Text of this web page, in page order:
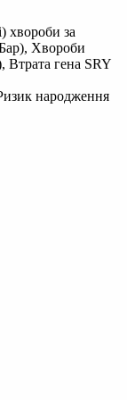
хвороби за
Хвороби
Втрата гена SRY
народження